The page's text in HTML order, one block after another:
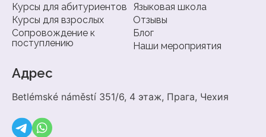
Курсы для абитуриентов
Курсы для взрослых
Сопровождение к
поступлению
Языковая школа
Отзывы
Блог
Наши мероприятия
Адрес
Betlémské náměstí 351/6, 4 этаж, Прага, Чехия